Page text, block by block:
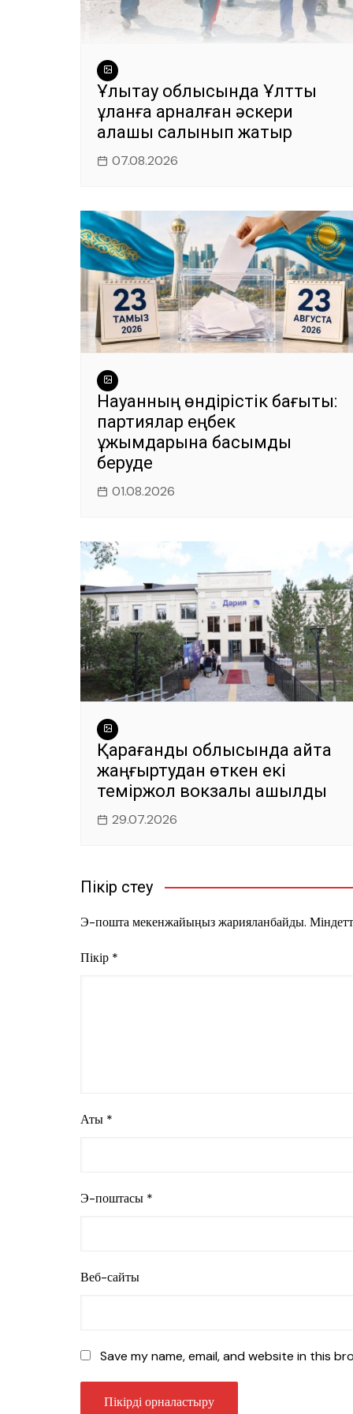
Ұлытау облысында Ұлттық
ұланға арналған әскери
қалашық салынып жатыр
07.08.2026
Науқанның өндірістік бағыты:
партиялар еңбек
ұжымдарына басымдық
беруде
01.08.2026
Қарағанды облысында қайта
жаңғыртудан өткен екі
теміржол вокзалы ашылды
29.07.2026
Пікір үстеу
Э-пошта мекенжайыңыз жарияланбайды.
Пікір *
Аты *
Э-поштасы *
Веб-сайты
Save my name, email, and website in this